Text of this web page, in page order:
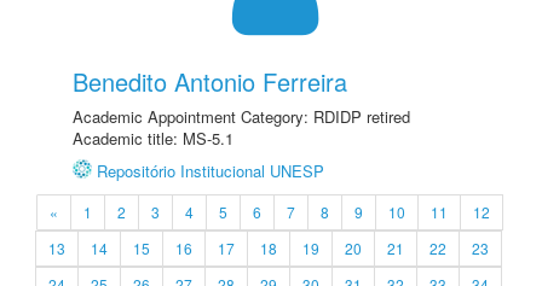
Benedito Antonio Ferreira
Academic Appointment Category: RDIDP retired
Academic title: MS-5.1
Repositório Institucional UNESP
« 1 2 3 4 5 6 7 8 9 10 11
12
13
14 15 16 17 18 19 20 21 22
23